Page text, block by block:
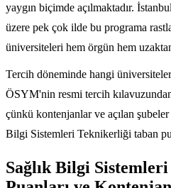
yaygın biçimde açılmaktadır.
üzere pek çok ilde bu programa
üniversiteleri hem örgün hem
Tercih döneminde hangi
ÖSYM'nin resmi tercih
çünkü kontenjanlar ve açılan
Bilgi Sistemleri Teknikerliği taban
Sağlık Bilgi